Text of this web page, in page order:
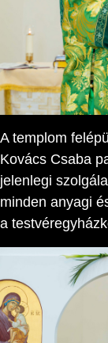
A templom
Kovács Csaba
jelenlegi
minden anyagi
a